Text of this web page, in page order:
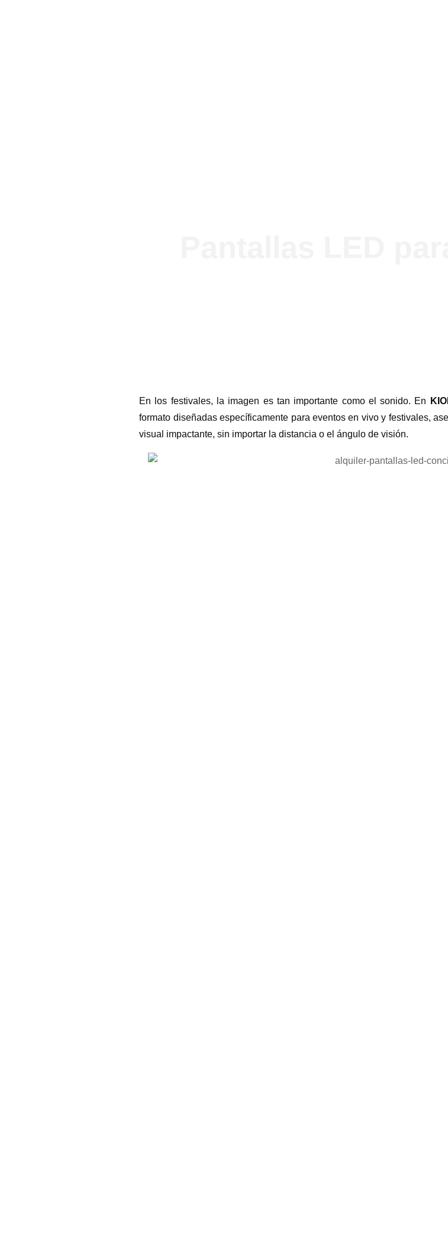
En los festivales, la imagen es tan importante como el sonido. En
formato diseñadas específicamente para eventos en vivo y festivales,
visual impactante, sin importar la distancia o el ángulo de visión.